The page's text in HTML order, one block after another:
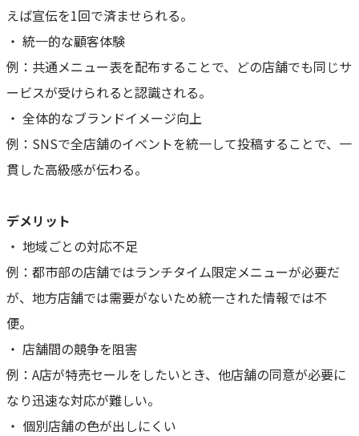
えば宣伝を1回で済ませられる。
・ 統一的な顧客体験
例：共通メニュー表を配布することで、どの店舗でも同じサ
ービスが受けられると認識される。
・ 全体的なブランドイメージ向上
例：SNSで全店舗のイベントを統一して投稿することで、一
貫した高級感が伝わる。
デメリット
・ 地域ごとの対応不足
例：都市部の店舗ではランチタイム限定メニューが必要だ
が、地方店舗では需要がないため統一された情報では不
便。
・ 店舗間の競争を阻害
例：A店が特売セールをしたいとき、他店舗の同意が必要に
なり迅速な対応が難しい。
・ 個別店舗の色が出しにくい